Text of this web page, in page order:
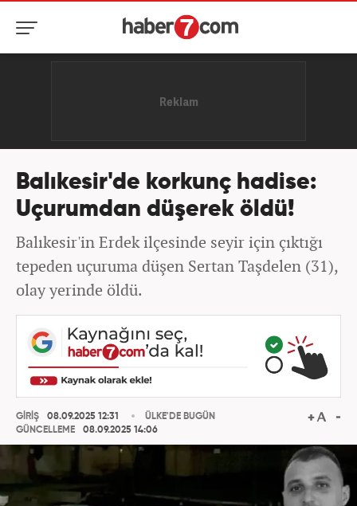
Balıkesir'de korkunç hadise:
Uçurumdan düşerek öldü!
Balıkesir'in Erdek ilçesinde seyir için çıktığı
tepeden uçuruma düşen Sertan Taşdelen (31),
olay yerinde öldü.
GİRİŞ
08.09.2025 12:31
GÜNCELLEME
08.09.2025 14:06
ÜLKE'DE BUGÜN